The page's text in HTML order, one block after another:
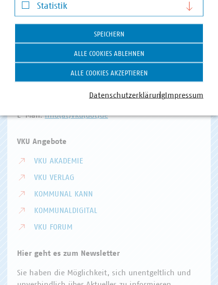
Hausanschrift und Kontakt
VKU-Hauptgeschäftsstelle
Invalidenstr. 91
10115 Berlin
E-Mail:info(at)vku(dot)de
VKU Angebote
VKU AKADEMIE
VKU VERLAG
KOMMUNAL KANN
KOMMUNALDIGITAL
VKU FORUM
Hier geht es zum Newsletter
Sie haben die Möglichkeit, sich unentgeltlich und
Statistik
Statistik
SPEICHERN
ALLE COOKIES ABLEHNEN
ALLE COOKIES AKZEPTIEREN
DatenschutzerklärungImpressum